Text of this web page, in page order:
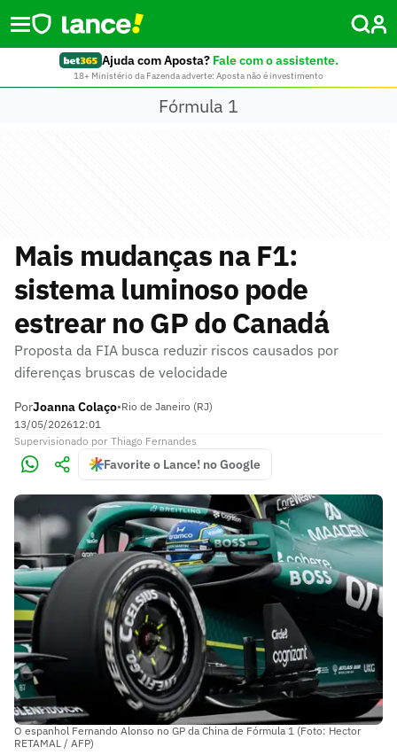
Ajuda com Aposta? Fale com o assistente.
18+ Ministério da Fazenda adverte: Aposta não é investimento
Fórmula 1
Mais mudanças na F1:
sistema luminoso pode
estrear no GP do Canadá
Proposta da FIA busca reduzir riscos causados por
diferenças bruscas de velocidade
PorJoanna Colaço•Rio de Janeiro (RJ)
13/05/202612:01
Supervisionado por Thiago Fernandes
Favorite o Lance! no Google
O espanhol Fernando Alonso no GP da China de Fórmula 1 (Foto: Hector
RETAMAL / AFP)